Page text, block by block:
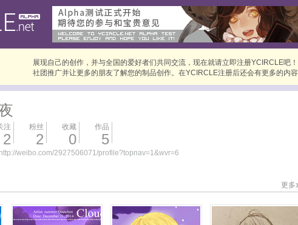
展现自己的创作，并与全国的爱好者们共同交流，现在就请立即注册YCIRCLE吧
社团推广并让更多的朋友了解您的制品创作。在YCIRCLE注册后还会有更多的内
注
2
粉丝
2
收藏
0
作品
5
weibo.com/2927506071/profile?topnav=1&wvr=6
更多